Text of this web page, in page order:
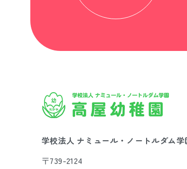
学校法人 ナミュール・ノートルダム
〒739-2124